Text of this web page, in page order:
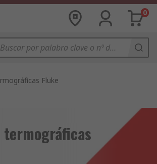
0
Fluke
termográficas